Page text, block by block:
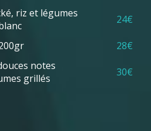
riz et légumes
24€
28€
notes
grillés
30€